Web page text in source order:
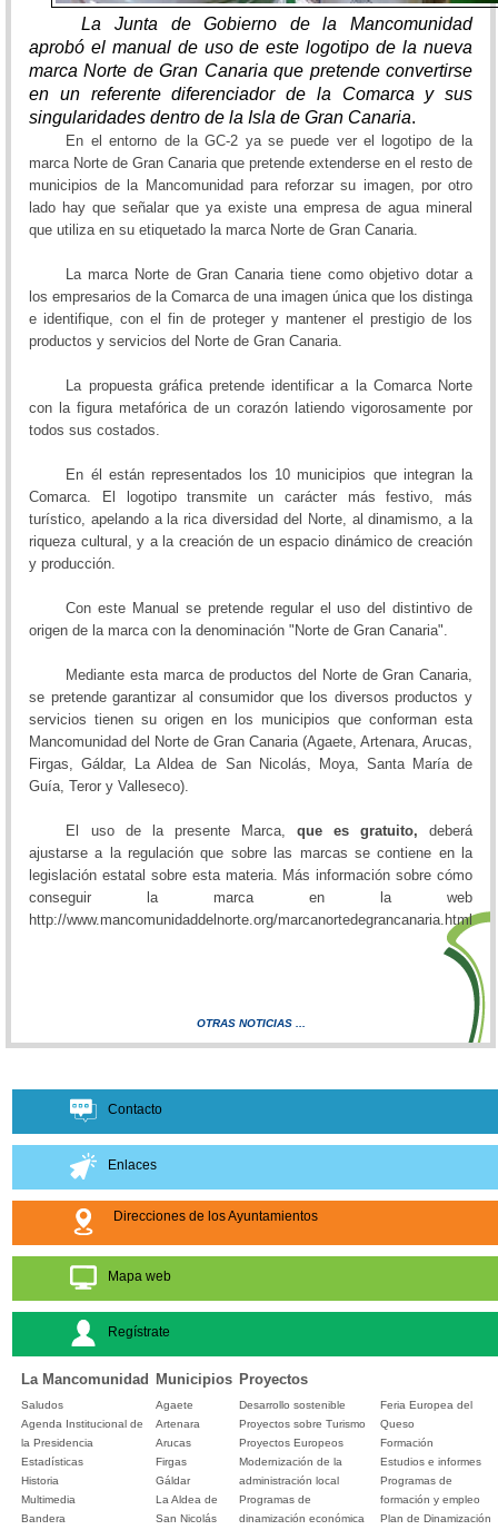
La Junta de Gobierno de la Mancomunidad
aprobó el manual de uso de este logotipo de la nueva
marca Norte de Gran Canaria que pretende convertirse
en un referente diferenciador de la Comarca y sus
singularidades dentro de la Isla de Gran Canaria.
En el entorno de la GC-2 ya se puede ver el logotipo de la
marca Norte de Gran Canaria que pretende extenderse en el resto de
municipios de la Mancomunidad para reforzar su imagen, por otro
lado hay que señalar que ya existe una empresa de agua mineral
que utiliza en su etiquetado la marca Norte de Gran Canaria.
La marca Norte de Gran Canaria tiene como objetivo dotar a
los empresarios de la Comarca de una imagen única que los distinga
e identifique, con el fin de proteger y mantener el prestigio de los
productos y servicios del Norte de Gran Canaria.
La propuesta gráfica pretende identificar a la Comarca Norte
con la figura metafórica de un corazón latiendo vigorosamente por
todos sus costados.
En él están representados los 10 municipios que integran la
Comarca. El logotipo transmite un carácter más festivo, más
turístico, apelando a la rica diversidad del Norte, al dinamismo, a la
riqueza cultural, y a la creación de un espacio dinámico de creación
y producción.
Con este Manual se pretende regular el uso del distintivo de
origen de la marca con la denominación "Norte de Gran Canaria".
Mediante esta marca de productos del Norte de Gran Canaria,
se pretende garantizar al consumidor que los diversos productos y
servicios tienen su origen en los municipios que conforman esta
Mancomunidad del Norte de Gran Canaria (Agaete, Artenara, Arucas,
Firgas, Gáldar, La Aldea de San Nicolás, Moya, Santa María de
Guía, Teror y Valleseco).
El uso de la presente Marca, que es gratuito, deberá
ajustarse a la regulación que sobre las marcas se contiene en la
legislación estatal sobre esta materia. Más información sobre cómo
conseguir la marca en la web
http://www.mancomunidaddelnorte.org/marcanortedegrancanaria.html
OTRAS NOTICIAS ...
Contacto
Enlaces
Direcciones de los Ayuntamientos
Mapa web
Regístrate
La Mancomunidad Municipios Proyectos
Saludos
Agenda Institucional de
la Presidencia
Estadísticas
Historia
Multimedia
Bandera
Agaete
Artenara
Arucas
Firgas
Gáldar
La Aldea de
San Nicolás
Desarrollo sostenible
Proyectos sobre Turismo
Proyectos Europeos
Modernización de la
administración local
Programas de
dinamización económica
Feria Europea del
Queso
Formación
Estudios e informes
Programas de
formación y empleo
Plan de Dinamización